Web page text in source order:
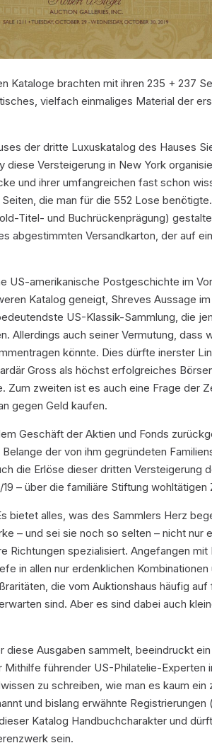
Kataloge brachten mit ihren 235 + 237
vielfach einmaliges Material der
der dritte Luxuskatalog des Hauses
diese Versteigerung in New York
und ihrer umfangreichen fast schon
die man für die 552 Lose
Titel- und Buchrückenprägung)
abgestimmten Versandkarton, der auf
US-amerikanische Postgeschichte im
Katalog geneigt, Shreves Aussage
US-Klassik-Sammlung, die
Allerdings auch seiner Vermutung, dass
könnte. Dies dürfte inerster
Gross als höchst erfolgreiches
Zum zweiten ist es auch eine Frage der
gegen Geld kaufen.
Geschäft der Aktien und Fonds
der von ihm gegründeten
die Erlöse dieser dritten Versteigerung
– über die familiäre Stiftung
bietet alles, was des Sammlers Herz
– und sei sie noch so selten – nicht nur
Richtungen spezialisiert. Angefangen
in allen nur erdenklichen
die vom Auktionshaus häufig
sind. Aber es sind dabei auch
diese Ausgaben sammelt, beeindruckt
Mithilfe führender US-Philatelie-Experten
zu schreiben, wie man es kaum
und bislang erwähnte
Katalog Handbuchcharakter und
sein.